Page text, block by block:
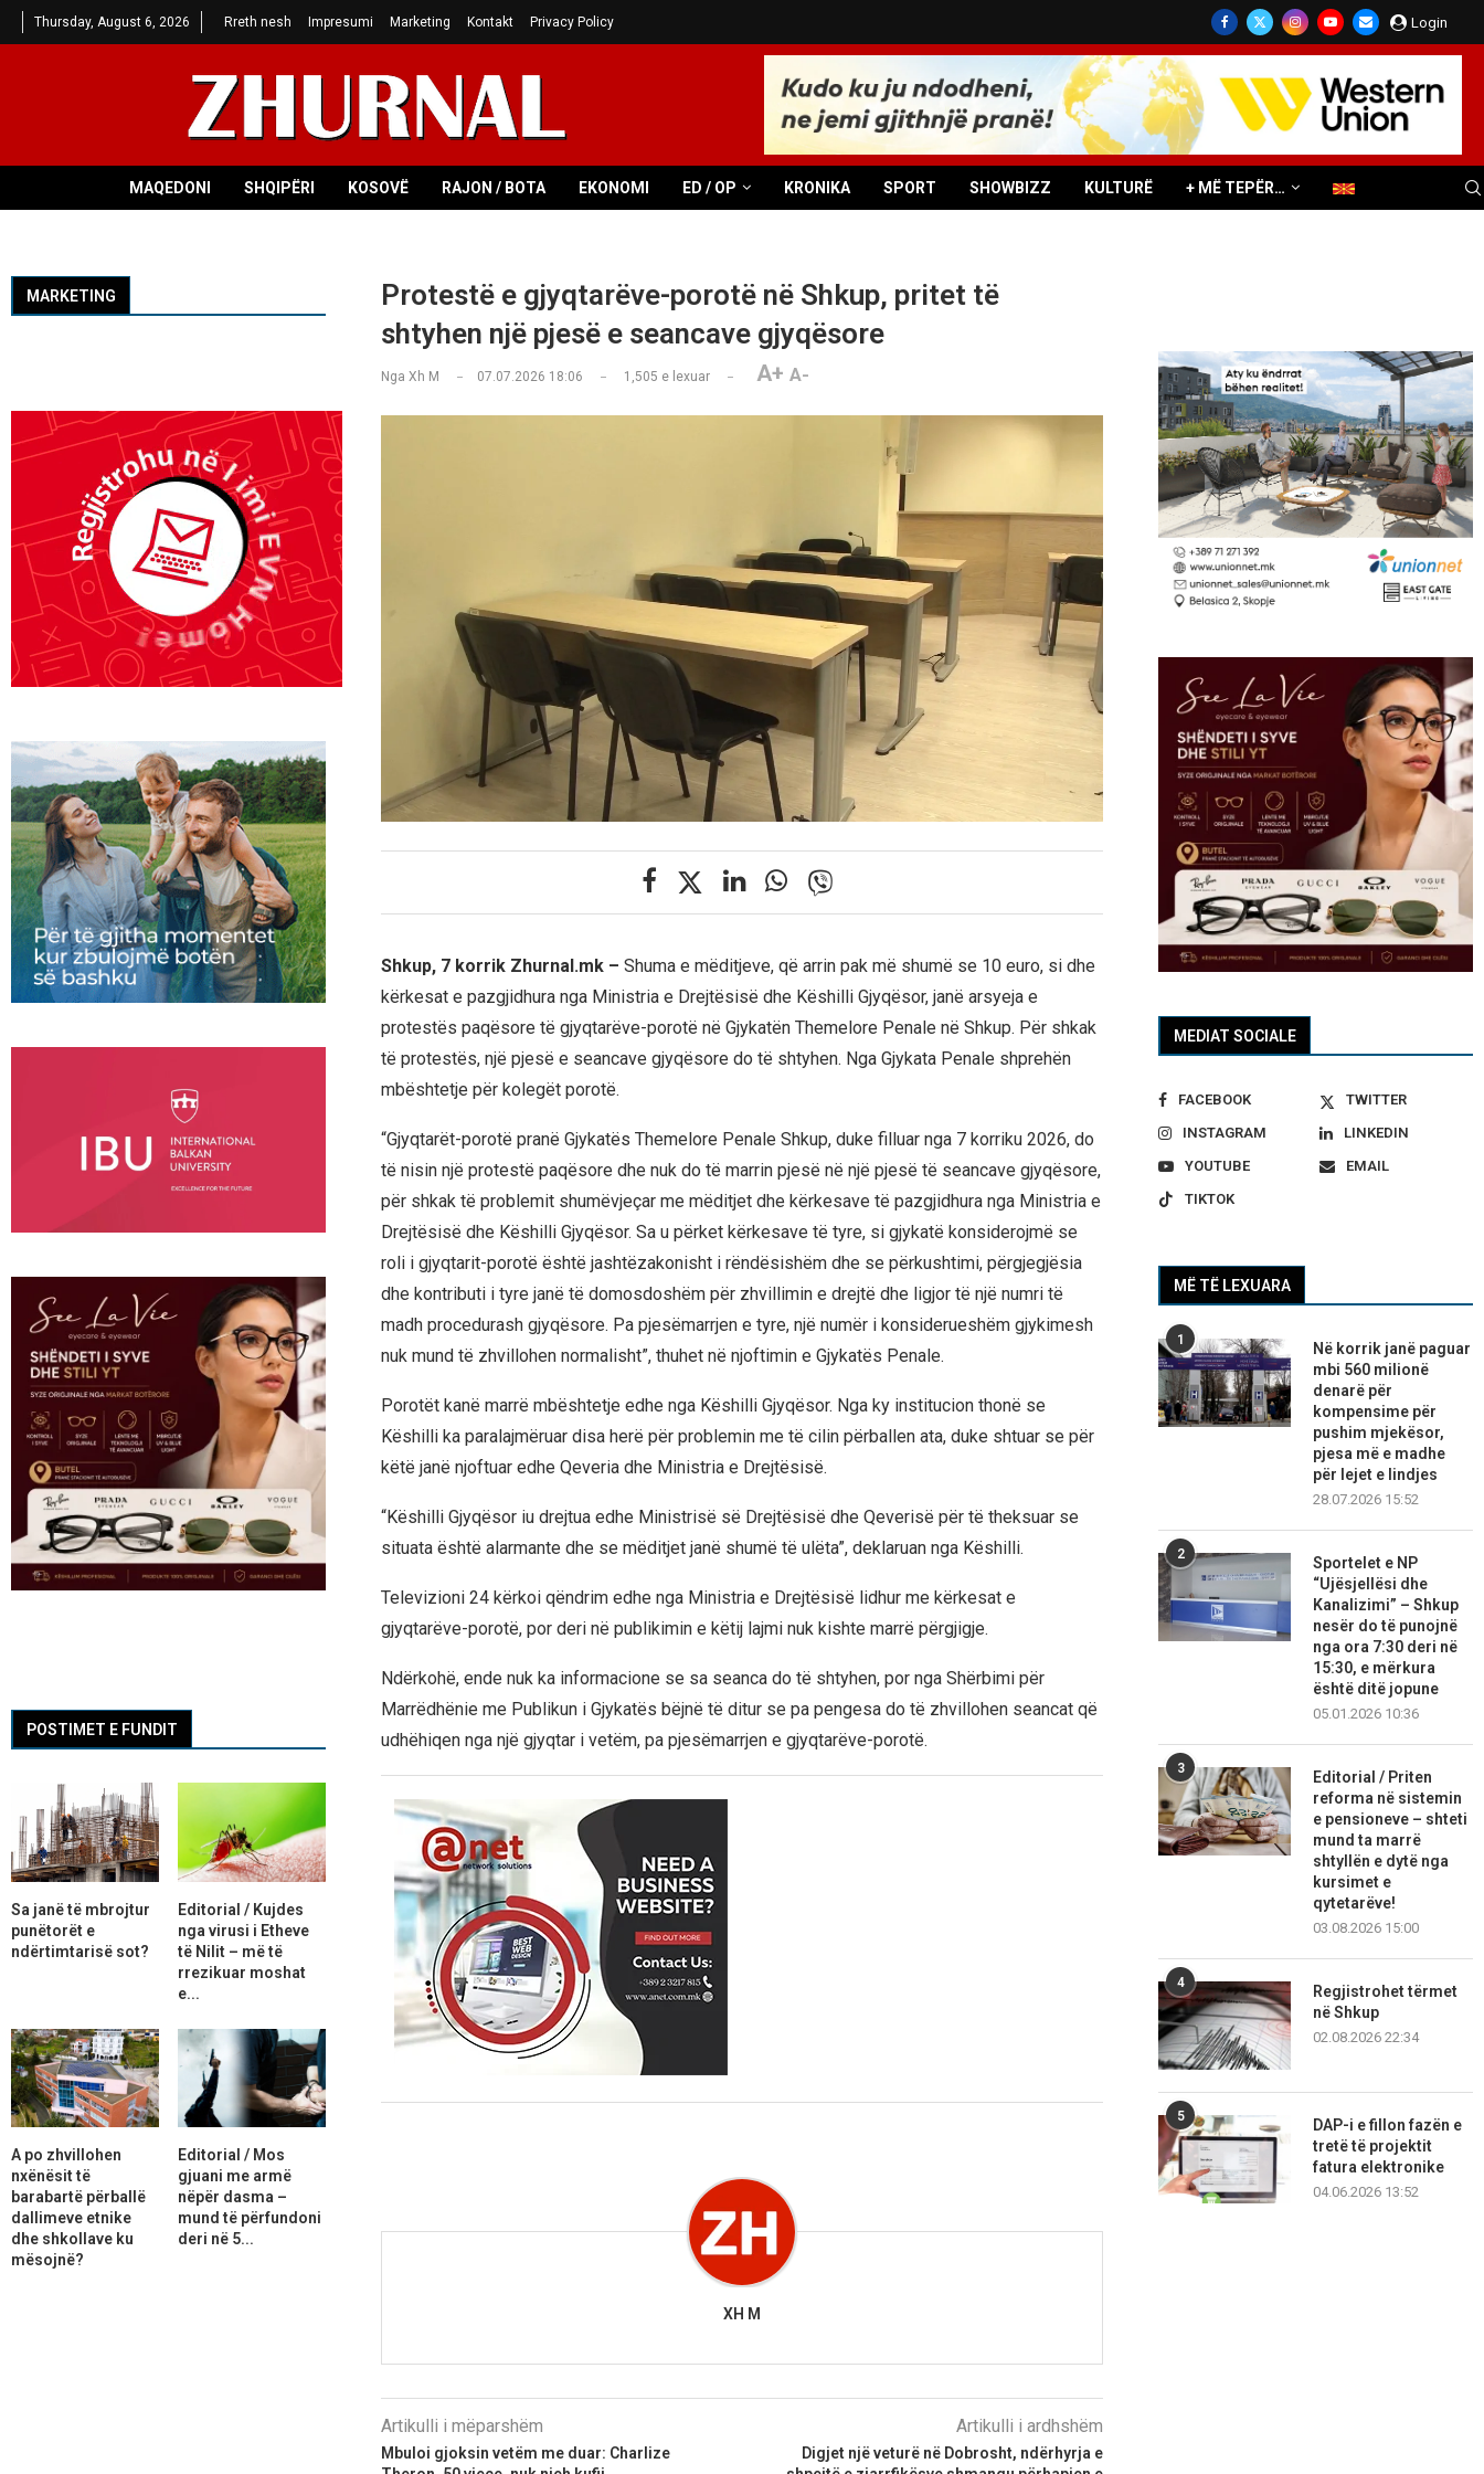
Thursday, August 6, 2026 Rreth nesh Impresumi Marketing Kontakt Privacy Policy Login
MAQEDONI SHQIPËRI KOSOVË RAJON / BOTA EKONOMI ED / OP KRONIKA SPORT SHOWBIZZ KULTURË + MË TEPËR…
Protestë e gjyqtarëve-porotë në Shkup, pritet të
shtyhen një pjesë e seancave gjyqësore
Nga Xh M 07.07.2026 18:06 1,505 e lexuar A+ A-
Shkup, 7 korrik Zhurnal.mk – Shuma e mëditjeve, që arrin pak më shumë se 10 euro, si dhe
kërkesat e pazgjidhura nga Ministria e Drejtësisë dhe Këshilli Gjyqësor, janë arsyeja e
protestës paqësore të gjyqtarëve-porotë në Gjykatën Themelore Penale në Shkup. Për shkak
të protestës, një pjesë e seancave gjyqësore do të shtyhen. Nga Gjykata Penale shprehën
mbështetje për kolegët porotë.
“Gjyqtarët-porotë pranë Gjykatës Themelore Penale Shkup, duke filluar nga 7 korriku 2026, do
të nisin një protestë paqësore dhe nuk do të marrin pjesë në një pjesë të seancave gjyqësore,
për shkak të problemit shumëvjeçar me mëditjet dhe kërkesave të pazgjidhura nga Ministria e
Drejtësisë dhe Këshilli Gjyqësor. Sa u përket kërkesave të tyre, si gjykatë konsiderojmë se
roli i gjyqtarit-porotë është jashtëzakonisht i rëndësishëm dhe se përkushtimi, përgjegjësia
dhe kontributi i tyre janë të domosdoshëm për zhvillimin e drejtë dhe ligjor të një numri të
madh procedurash gjyqësore. Pa pjesëmarrjen e tyre, një numër i konsiderueshëm gjykimesh
nuk mund të zhvillohen normalisht”, thuhet në njoftimin e Gjykatës Penale.
Porotët kanë marrë mbështetje edhe nga Këshilli Gjyqësor. Nga ky institucion thonë se
Këshilli ka paralajmëruar disa herë për problemin me të cilin përballen ata, duke shtuar se për
këtë janë njoftuar edhe Qeveria dhe Ministria e Drejtësisë.
“Këshilli Gjyqësor iu drejtua edhe Ministrisë së Drejtësisë dhe Qeverisë për të theksuar se
situata është alarmante dhe se mëditjet janë shumë të ulëta”, deklaruan nga Këshilli.
Televizioni 24 kërkoi qëndrim edhe nga Ministria e Drejtësisë lidhur me kërkesat e
gjyqtarëve-porotë, por deri në publikimin e këtij lajmi nuk kishte marrë përgjigje.
Ndërkohë, ende nuk ka informacione se sa seanca do të shtyhen, por nga Shërbimi për
Marrëdhënie me Publikun i Gjykatës bëjnë të ditur se pa pengesa do të zhvillohen seancat që
udhëhiqen nga një gjyqtar i vetëm, pa pjesëmarrjen e gjyqtarëve-porotë.
XH M
Artikulli i mëparshëm
Mbuloi gjoksin vetëm me duar: Charlize
Artikulli i ardhshëm
Digjet një veturë në Dobrosht, ndërhyrja e
MEDIAT SOCIALE
FACEBOOK
TWITTER
INSTAGRAM
LINKEDIN
YOUTUBE
EMAIL
TIKTOK
MË TË LEXUARA
1
Në korrik janë paguar
mbi 560 milionë
denarë për
kompensime për
pushim mjekësor,
pjesa më e madhe
për lejet e lindjes
28.07.2026 15:52
2
Sportelet e NP
“Ujësjellësi dhe
Kanalizimi” – Shkup
nesër do të punojnë
nga ora 7:30 deri në
15:30, e mërkura
është ditë jopune
05.01.2026 10:36
3
Editorial / Priten
reforma në sistemin
e pensioneve – shteti
mund ta marrë
shtyllën e dytë nga
kursimet e
qytetarëve!
03.08.2026 15:00
4
Regjistrohet tërmet
në Shkup
02.08.2026 22:34
5
DAP-i e fillon fazën e
tretë të projektit
fatura elektronike
04.06.2026 13:52
MARKETING
POSTIMET E FUNDIT
Sa janë të mbrojtur
punëtorët e
ndërtimtarisë sot?
Editorial / Kujdes
nga virusi i Etheve
të Nilit – më të
rrezikuar moshat
e...
A po zhvillohen
nxënësit të
barabartë përballë
dallimeve etnike
dhe shkollave ku
mësojnë?
Editorial / Mos
gjuani me armë
nëpër dasma –
mund të përfundoni
deri në 5...